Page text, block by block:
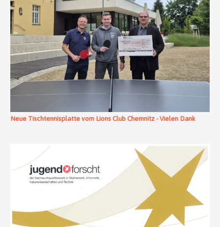
Neue Tischtennisplatte vom Lions Club Chemnitz - Vielen Dank